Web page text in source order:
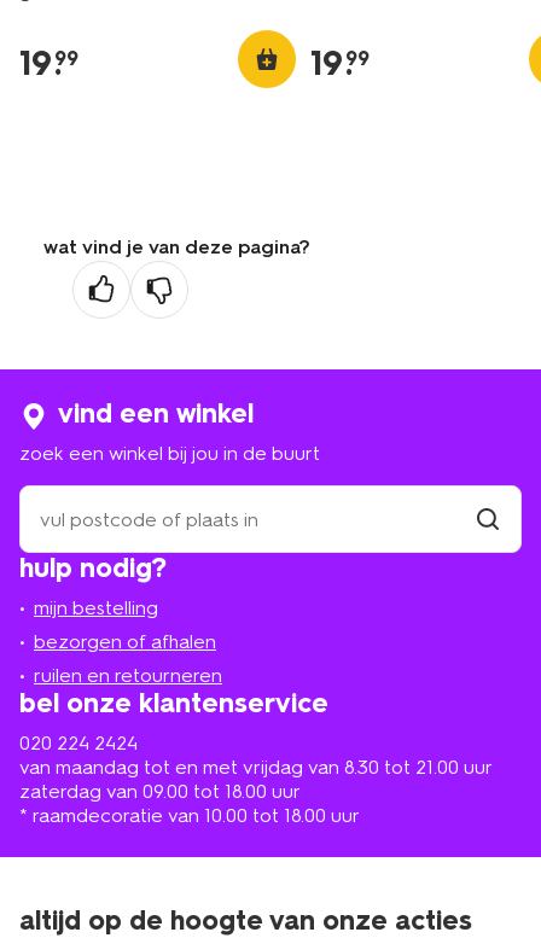
19.
99 19.
99
wat vind je van deze pagina?
hulp nodig?
mijn bestelling
bezorgen of afhalen
ruilen en retourneren
bel onze klantenservice
020 224 2424
van maandag tot en met vrijdag van 8.30 tot 21.00 uur
zaterdag van 09.00 tot 18.00 uur
* raamdecoratie van 10.00 tot 18.00 uur
vind een winkel
zoek een winkel bij jou in de buurt
zoek
een
winkel
bij
in
de
buurt
altijd op de hoogte van onze acties